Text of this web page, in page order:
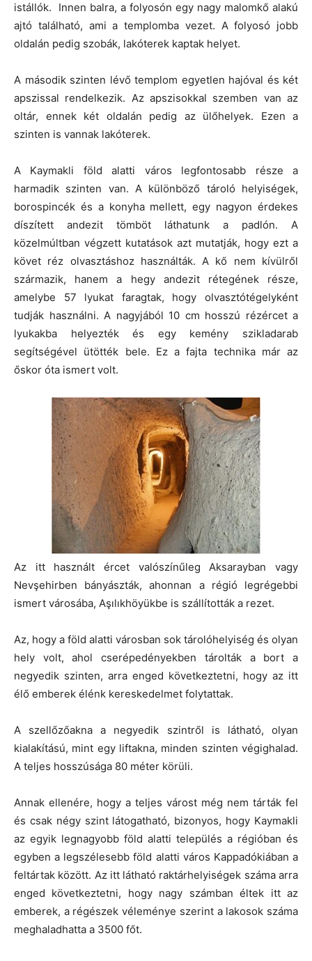
istállók. Innen balra, a folyosón egy nagy malomkő alakú
ajtó található, ami a templomba vezet. A folyosó jobb
oldalán pedig szobák, lakóterek kaptak helyet.
A második szinten lévő templom egyetlen hajóval és két
apszissal rendelkezik. Az apszisokkal szemben van az
oltár, ennek két oldalán pedig az ülőhelyek. Ezen a
szinten is vannak lakóterek.
A Kaymakli föld alatti város legfontosabb része a
harmadik szinten van. A különböző tároló helyiségek,
borospincék és a konyha mellett, egy nagyon érdekes
díszített andezit tömböt láthatunk a padlón. A
közelmúltban végzett kutatások azt mutatják, hogy ezt a
követ réz olvasztáshoz használták. A kő nem kívülről
származik, hanem a hegy andezit rétegének része,
amelybe 57 lyukat faragtak, hogy olvasztótégelyként
tudják használni. A nagyjából 10 cm hosszú rézércet a
lyukakba helyezték és egy kemény szikladarab
segítségével ütötték bele. Ez a fajta technika már az
őskor óta ismert volt.
Az itt használt ércet valószínűleg Aksarayban vagy
Nevşehirben bányászták, ahonnan a régió legrégebbi
ismert városába, Aşılıkhöyükbe is szállították a rezet.
Az, hogy a föld alatti városban sok tárolóhelyiség és olyan
hely volt, ahol cserépedényekben tárolták a bort a
negyedik szinten, arra enged következtetni, hogy az itt
élő emberek élénk kereskedelmet folytattak.
A szellőzőakna a negyedik szintről is látható, olyan
kialakítású, mint egy liftakna, minden szinten végighalad.
A teljes hosszúsága 80 méter körüli.
Annak ellenére, hogy a teljes várost még nem tárták fel
és csak négy szint látogatható, bizonyos, hogy Kaymakli
az egyik legnagyobb föld alatti település a régióban és
egyben a legszélesebb föld alatti város Kappadókiában a
feltártak között. Az itt látható raktárhelyiségek száma arra
enged következtetni, hogy nagy számban éltek itt az
emberek, a régészek véleménye szerint a lakosok száma
meghaladhatta a 3500 főt.